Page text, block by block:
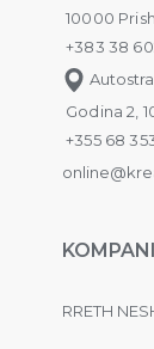
10000
+383 38
Godina 2,
+355 68
RRETH